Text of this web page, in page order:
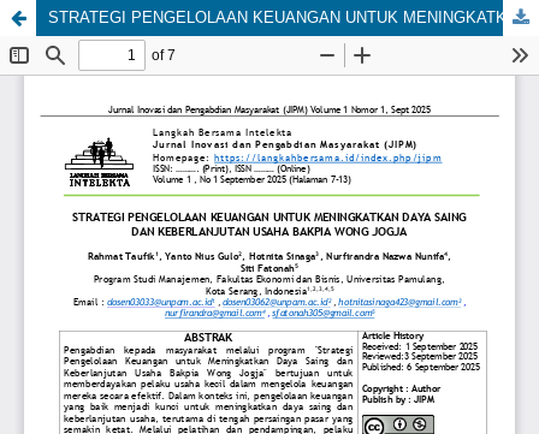
STRATEGI PENGELOLAAN KEUANGAN UNTUK MENINGKATKAN DAYA SAING DAN KEBERLANJUTAN USAHA BAKPIA WONG JOGJA